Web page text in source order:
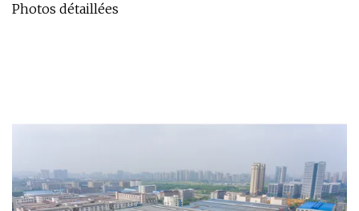
Photos détaillées